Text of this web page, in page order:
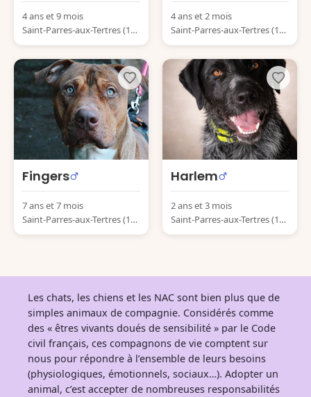
4 ans et 9 mois
Saint-Parres-aux-Tertres (10
410) France
4 ans et 2 mois
Saint-Parres-aux-Tertres (10
410) France
Fingers
7 ans et 7 mois
Saint-Parres-aux-Tertres (10
410) France
Harlem
2 ans et 3 mois
Saint-Parres-aux-Tertres (10
410) France
Les chats, les chiens et les NAC sont bien plus que de
simples animaux de compagnie. Considérés comme
des « êtres vivants doués de sensibilité » par le Code
civil français, ces compagnons de vie comptent sur
nous pour répondre à l’ensemble de leurs besoins
(physiologiques, émotionnels, sociaux…). Adopter un
animal, c’est accepter de nombreuses responsabilités